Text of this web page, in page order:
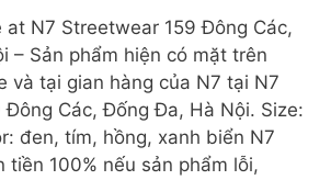
at N7 Streetwear 159 Đông Các,
– Sản phẩm hiện có mặt trên
và tại gian hàng của N7 tại N7
Đông Các, Đống Đa, Hà Nội. Size:
đen, tím, hồng, xanh biển N7
tiền 100% nếu sản phẩm lỗi,